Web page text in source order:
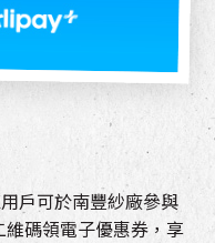
戶可於南豐紗廠參與
碼領電子優惠券，享